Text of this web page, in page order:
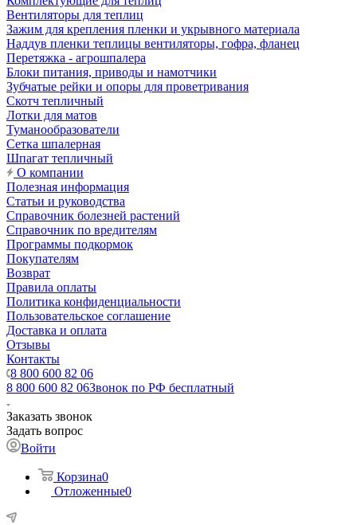
Вентиляторы для теплиц
Зажим для крепления пленки и укрывного материала
Наддув пленки теплицы вентиляторы, гофра, фланец
Перетяжка - агрошпалера
Блоки питания, приводы и намотчики
Зубчатые рейки и опоры для проветривания
Скотч тепличный
Лотки для матов
Туманообразователи
Сетка шпалерная
Шпагат тепличный
О компании
Полезная информация
Статьи и руководства
Справочник болезней растений
Справочник по вредителям
Программы подкормок
Покупателям
Возврат
Правила оплаты
Политика конфиденциальности
Пользовательское соглашение
Доставка и оплата
Отзывы
Контакты
8 800 600 82 06
8 800 600 82 06Звонок по РФ бесплатный
Заказать звонок
Задать вопрос
Войти
Корзина0
Отложенные0